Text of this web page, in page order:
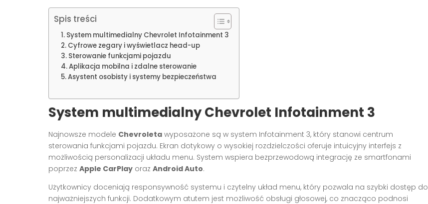
Spis treści
System multimedialny Chevrolet Infotainment 3
Cyfrowe zegary i wyświetlacz head-up
Sterowanie funkcjami pojazdu
Aplikacja mobilna i zdalne sterowanie
Asystent osobisty i systemy bezpieczeństwa
System multimedialny Chevrolet Infotainment 3
Najnowsze modele Chevroleta wyposażone są w system Infotainment 3, który stanowi centrum
sterowania funkcjami pojazdu. Ekran dotykowy o wysokiej rozdzielczości oferuje intuicyjny interfejs z
możliwością personalizacji układu menu. System wspiera bezprzewodową integrację ze smartfonami
poprzez Apple CarPlay oraz Android Auto.
Użytkownicy doceniają responsywność systemu i czytelny układ menu, który pozwala na szybki dostęp do
najważniejszych funkcji. Dodatkowym atutem jest możliwość obsługi głosowej, co znacząco podnosi